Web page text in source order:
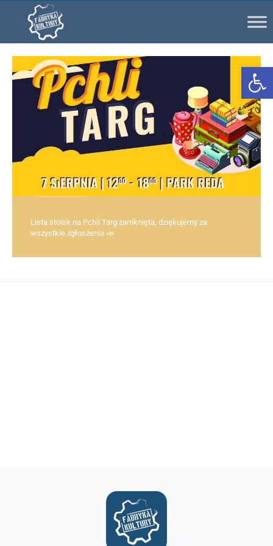
Lista stoisk na Pchli Targ zamknięta, dziękujemy za
wszystkie zgłoszenia.📣